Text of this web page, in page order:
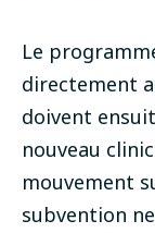
Le
directement
doivent
nouveau
mouvement
subvention